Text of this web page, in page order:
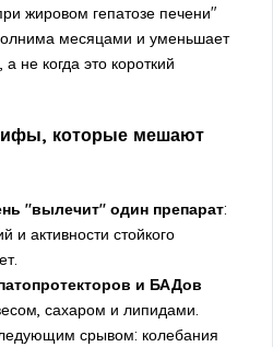
жировом гепатозе печени"
месяцами и уменьшает
не когда это короткий
которые мешают
"вылечит" один препарат:
и активности стойкого
и БАДов
сахаром и липидами.
срывом: колебания